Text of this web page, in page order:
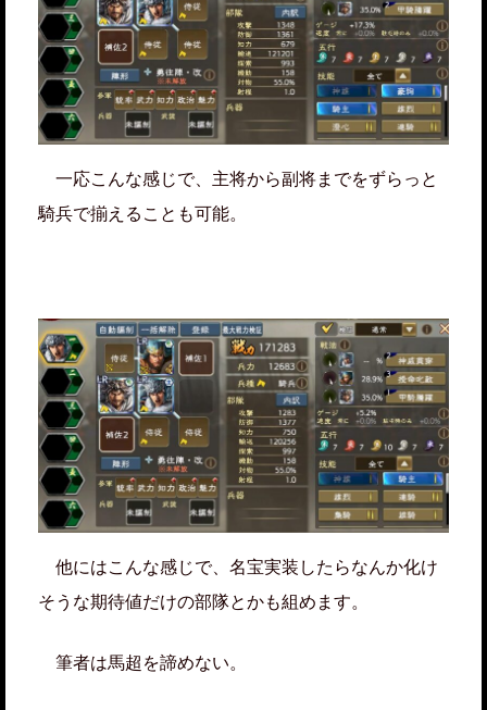
一応こんな感じで、主将から副将までをずらっと
騎兵で揃えることも可能。
他にはこんな感じで、名宝実装したらなんか化け
そうな期待値だけの部隊とかも組めます。
筆者は馬超を諦めない。